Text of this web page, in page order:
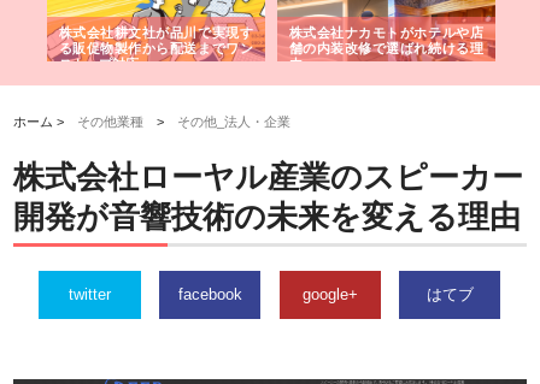
株式会社耕文社が品川で実現す
る販促物製作から配送までワン
ストップ対応
株式会社ナカモトがホテルや店
舗の内装改修で選ばれ続ける理
由
ホーム > その他業種 > その他_法人・企業
株式会社ローヤル産業のスピーカー
開発が音響技術の未来を変える理由
twitter facebook google+ はてブ